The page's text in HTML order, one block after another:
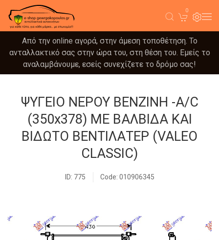
0
Από την online αγορά, στην άμεση τοποθέτηση. Το
ανταλλακτικό σας στην ώρα του, στη θέση του. Εμείς το
αναλαμβάνουμε, εσείς συνεχίζετε το δρόμο σας!
ΨΥΓΕΙΟ ΝΕΡΟΥ ΒΕΝΖΙΝΗ -A/C
(350x378) ΜΕ ΒΑΛΒΙΔΑ ΚΑΙ
ΒΙΔΩΤΟ ΒΕΝΤΙΛΑΤΕΡ (VALEO
CLASSIC)
ID: 775 Code: 010906345